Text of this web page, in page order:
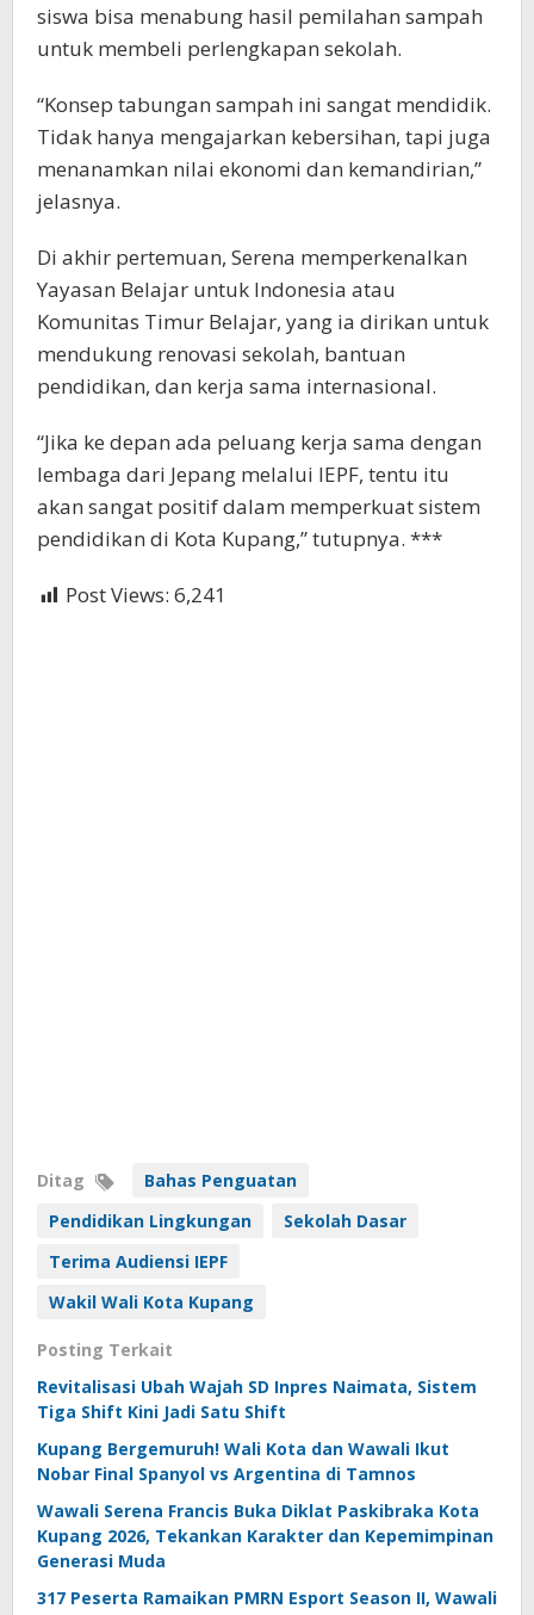
siswa bisa menabung hasil pemilahan sampah
untuk membeli perlengkapan sekolah.
“Konsep tabungan sampah ini sangat mendidik.
Tidak hanya mengajarkan kebersihan, tapi juga
menanamkan nilai ekonomi dan kemandirian,”
jelasnya.
Di akhir pertemuan, Serena memperkenalkan
Yayasan Belajar untuk Indonesia atau
Komunitas Timur Belajar, yang ia dirikan untuk
mendukung renovasi sekolah, bantuan
pendidikan, dan kerja sama internasional.
“Jika ke depan ada peluang kerja sama dengan
lembaga dari Jepang melalui IEPF, tentu itu
akan sangat positif dalam memperkuat sistem
pendidikan di Kota Kupang,” tutupnya. ***
Post Views: 6,241
Ditag
Bahas Penguatan
Pendidikan Lingkungan
Sekolah Dasar
Terima Audiensi IEPF
Wakil Wali Kota Kupang
Posting Terkait
Revitalisasi Ubah Wajah SD Inpres Naimata, Sistem
Tiga Shift Kini Jadi Satu Shift
Kupang Bergemuruh! Wali Kota dan Wawali Ikut
Nobar Final Spanyol vs Argentina di Tamnos
Wawali Serena Francis Buka Diklat Paskibraka Kota
Kupang 2026, Tekankan Karakter dan Kepemimpinan
Generasi Muda
317 Peserta Ramaikan PMRN Esport Season II, Wawali